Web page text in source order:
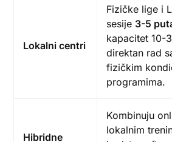
Lokalni centri
Fizičke lige i
sesije 3-5
kapacitet 10-
direktan rad
fizičkim
programima.
Hibridne
Kombinuju
lokalnim